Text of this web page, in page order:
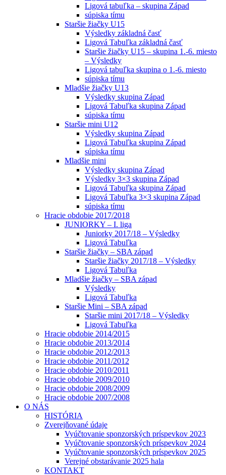
Ligová tabuľka – skupina Západ
súpiska tímu
Staršie žiačky U15
Výsledky základná časť
Ligová Tabuľka základná časť
Staršie žiačky U15 – skupina 1.-6. miesto
– Výsledky
Ligová tabuľka skupina o 1.-6. miesto
súpiska tímu
Mladšie žiačky U13
Výsledky skupina Západ
Ligová Tabuľka skupina Západ
súpiska tímu
Staršie mini U12
Výsledky skupina Západ
Ligová Tabuľka skupina Západ
súpiska tímu
Mladšie mini
Výsledky skupina Západ
Výsledky 3×3 skupina Západ
Ligová Tabuľka skupina Západ
Ligová Tabuľka 3×3 skupina Západ
súpiska tímu
Hracie obdobie 2017/2018
JUNIORKY – I. liga
Juniorky 2017/18 – Výsledky
Ligová Tabuľka
Staršie žiačky – SBA západ
Staršie žiačky 2017/18 – Výsledky
Ligová Tabuľka
Mladšie žiačky – SBA západ
Výsledky
Ligová Tabuľka
Staršie Mini – SBA západ
Staršie mini 2017/18 – Výsledky
Ligová Tabuľka
Hracie obdobie 2014/2015
Hracie obdobie 2013/2014
Hracie obdobie 2012/2013
Hracie obdobie 2011/2012
Hracie obdobie 2010/2011
Hracie obdobie 2009/2010
Hracie obdobie 2008/2009
Hracie obdobie 2007/2008
O NÁS
HISTÓRIA
Zverejňované údaje
Vyúčtovanie sponzorských príspevkov 2023
Vyúčtovanie sponzorských príspevkov 2024
Vyúčtovanie sponzorských príspevkov 2025
Verejné obstarávanie 2025 hala
KONTAKT